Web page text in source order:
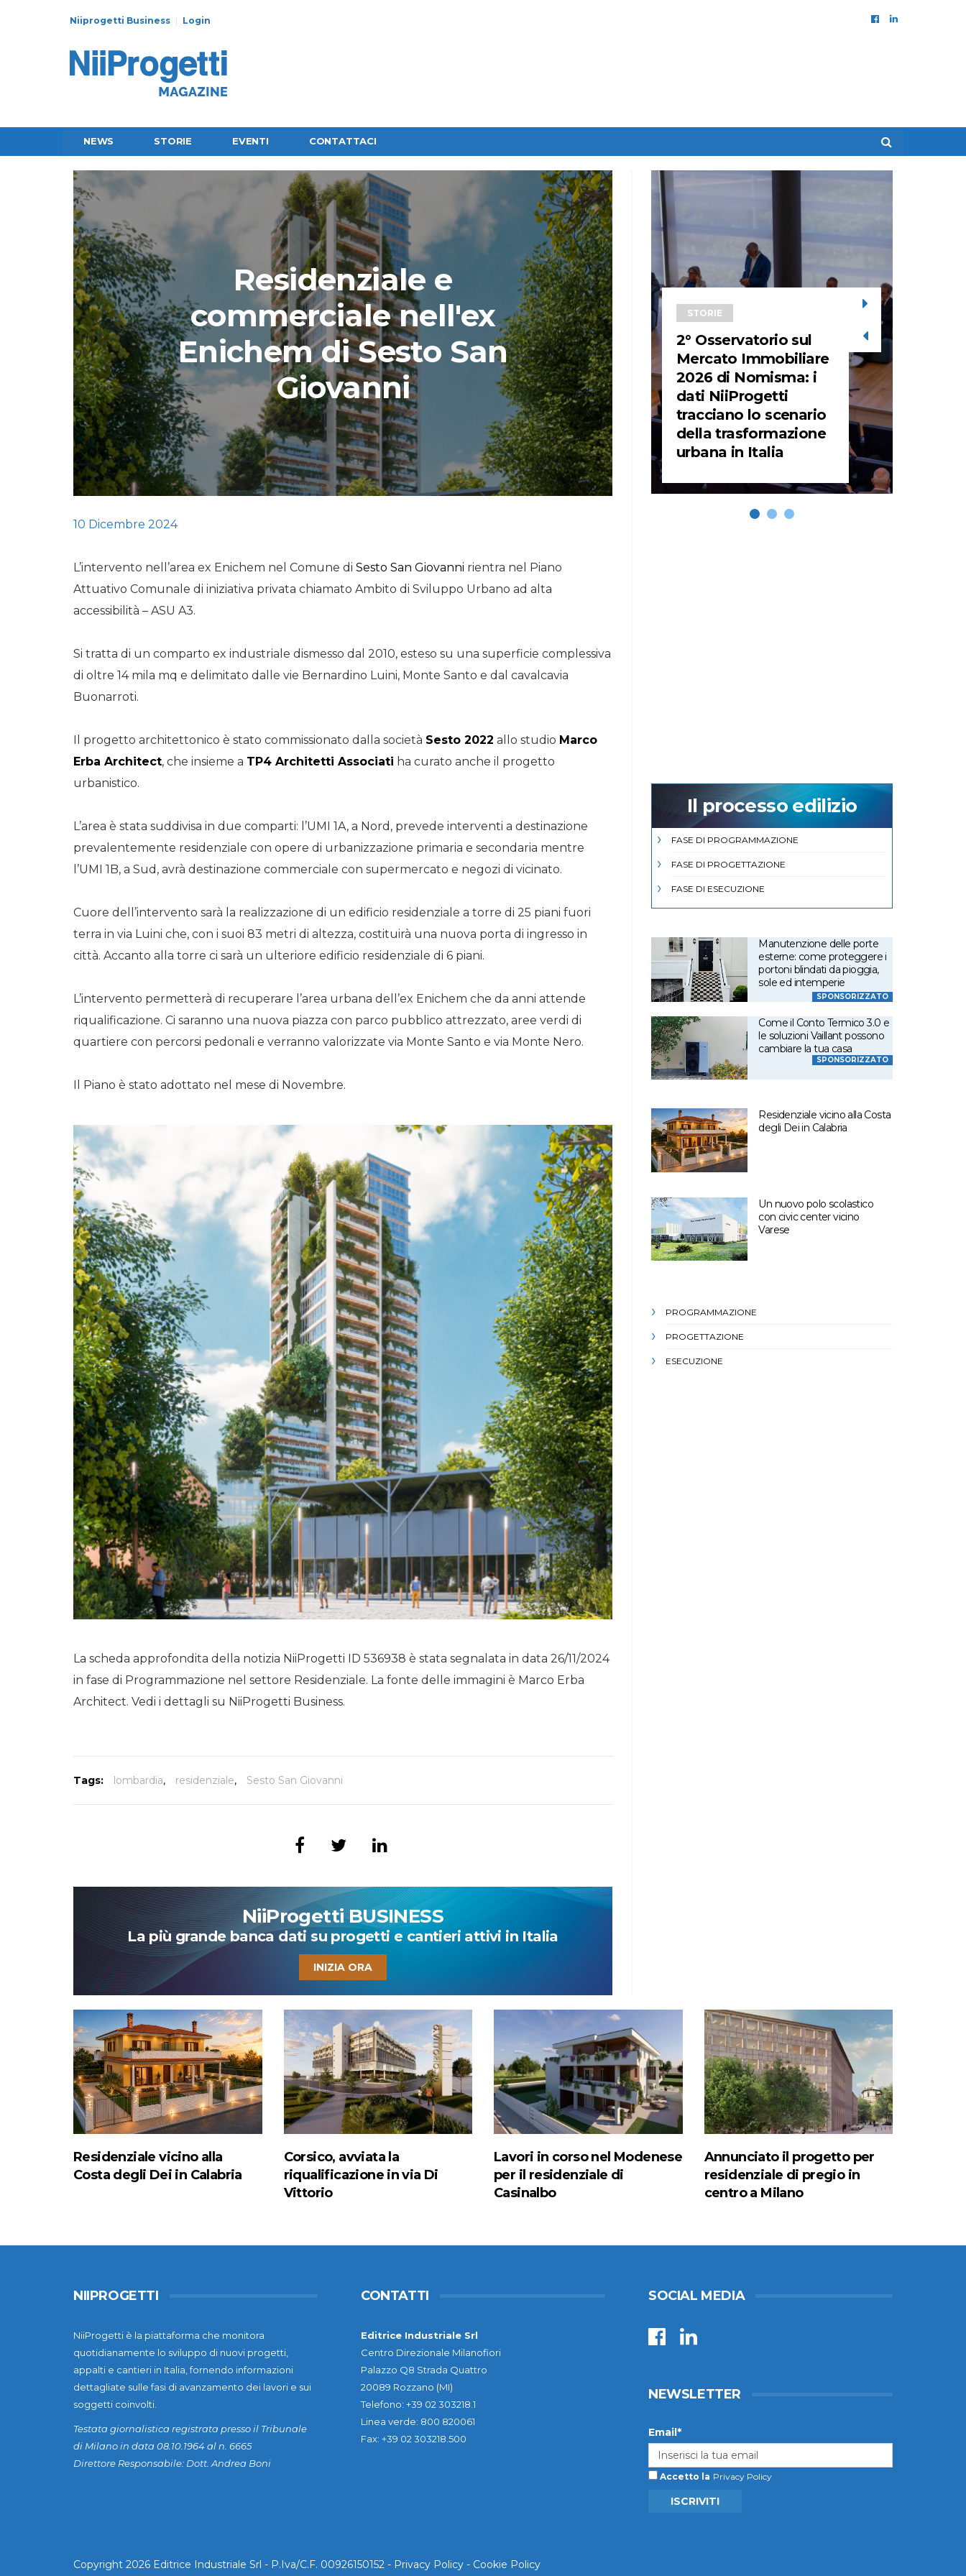
Niiprogetti Business Login
NEWS STORIE EVENTI CONTATTACI
Residenziale e
commerciale nell'ex
Enichem di Sesto San
Giovanni
10 Dicembre 2024
L’intervento nell’area ex Enichem nel Comune di Sesto San Giovanni rientra nel Piano
Attuativo Comunale di iniziativa privata chiamato Ambito di Sviluppo Urbano ad alta
accessibilità – ASU A3.
Si tratta di un comparto ex industriale dismesso dal 2010, esteso su una superficie complessiva
di oltre 14 mila mq e delimitato dalle vie Bernardino Luini, Monte Santo e dal cavalcavia
Buonarroti.
Il progetto architettonico è stato commissionato dalla società Sesto 2022 allo studio Marco
Erba Architect, che insieme a TP4 Architetti Associati ha curato anche il progetto
urbanistico.
L’area è stata suddivisa in due comparti: l’UMI 1A, a Nord, prevede interventi a destinazione
prevalentemente residenziale con opere di urbanizzazione primaria e secondaria mentre
l’UMI 1B, a Sud, avrà destinazione commerciale con supermercato e negozi di vicinato.
Cuore dell’intervento sarà la realizzazione di un edificio residenziale a torre di 25 piani fuori
terra in via Luini che, con i suoi 83 metri di altezza, costituirà una nuova porta di ingresso in
città. Accanto alla torre ci sarà un ulteriore edificio residenziale di 6 piani.
L’intervento permetterà di recuperare l’area urbana dell’ex Enichem che da anni attende
riqualificazione. Ci saranno una nuova piazza con parco pubblico attrezzato, aree verdi di
quartiere con percorsi pedonali e verranno valorizzate via Monte Santo e via Monte Nero.
Il Piano è stato adottato nel mese di Novembre.
La scheda approfondita della notizia NiiProgetti ID 536938 è stata segnalata in data 26/11/2024
in fase di Programmazione nel settore Residenziale. La fonte delle immagini è Marco Erba
Architect. Vedi i dettagli su NiiProgetti Business.
Tags: lombardia, residenziale, Sesto San Giovanni
NiiProgetti BUSINESS
La più grande banca dati su progetti e cantieri attivi in Italia
INIZIA ORA
STORIE
URBAN
HEADQUARTERS. Il
video del terzo talk di
HEADQUARTERS
REMIX
STORIE
Urban Headquarters:
il workplace che
rigenera la città nel
nuovo talk di
NiiProgetti
STORIE
2° Osservatorio sul
Mercato Immobiliare
2026 di Nomisma: i
dati NiiProgetti
tracciano lo scenario
della trasformazione
urbana in Italia
Il processo edilizio
FASE DI PROGRAMMAZIONE
FASE DI PROGETTAZIONE
FASE DI ESECUZIONE
Manutenzione delle porte
esterne: come proteggere i
portoni blindati da pioggia,
sole ed intemperie
SPONSORIZZATO
Come il Conto Termico 3.0 e
le soluzioni Vaillant possono
cambiare la tua casa
SPONSORIZZATO
Residenziale vicino alla Costa
degli Dei in Calabria
Un nuovo polo scolastico
con civic center vicino
Varese
PROGRAMMAZIONE
PROGETTAZIONE
ESECUZIONE
Residenziale vicino alla
Costa degli Dei in Calabria
Corsico, avviata la
riqualificazione in via Di
Vittorio
Lavori in corso nel Modenese
per il residenziale di
Casinalbo
Annunciato il progetto per
residenziale di pregio in
centro a Milano
NIIPROGETTI
NiiProgetti è la piattaforma che monitora
quotidianamente lo sviluppo di nuovi progetti,
appalti e cantieri in Italia, fornendo informazioni
dettagliate sulle fasi di avanzamento dei lavori e sui
soggetti coinvolti.
Testata giornalistica registrata presso il Tribunale
di Milano in data 08.10.1964 al n. 6665
Direttore Responsabile: Dott. Andrea Boni
CONTATTI
Editrice Industriale Srl
Centro Direzionale Milanofiori
Palazzo Q8 Strada Quattro
20089 Rozzano (MI)
Telefono: +39 02 303218.1
Linea verde: 800 820061
Fax: +39 02 303218.500
SOCIAL MEDIA
NEWSLETTER
Email*
Accetto la Privacy Policy
ISCRIVITI
Copyright 2026 Editrice Industriale Srl - P.Iva/C.F. 00926150152 - Privacy Policy - Cookie Policy